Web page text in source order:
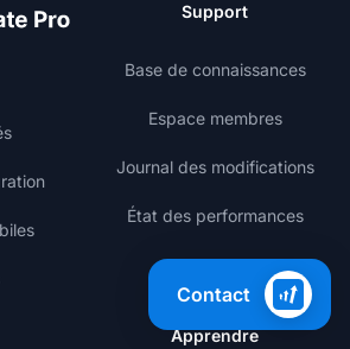
Support
Base de connaissances
Espace membres
Journal des modifications
État des performances
Apprendre
Contact